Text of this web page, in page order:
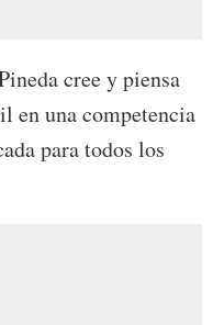
cree y piensa
en una competencia
para todos los